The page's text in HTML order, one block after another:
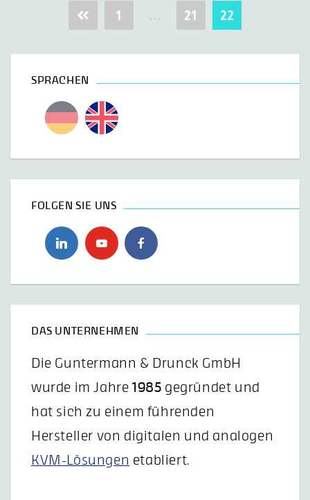
Beitragsnavigation
1 … 21 22
SPRACHEN
FOLGEN SIE UNS
DAS UNTERNEHMEN
Die Guntermann & Drunck GmbH
wurde im Jahre 1985 gegründet und
hat sich zu einem führenden
Hersteller von digitalen und analogen
KVM-Lösungen etabliert.